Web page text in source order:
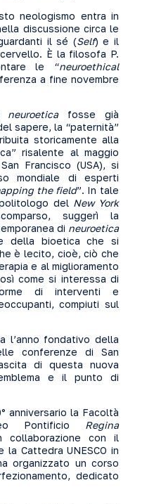
neologismo entra in
discussione circa le
il sé (Self) e il
È la filosofa P.
le “neuroethical
a fine novembre
neuroeticafosse già
sapere, la “paternità”
storicamente alla
risalente al maggio
Francisco (USA), si
mondiale di esperti
the field”. In tale
del New York
suggerì la
di neuroetica
della bioetica che si
è lecito, cioè, ciò che
e al miglioramento
come si interessa di
di interventi e
compiuti sul
l’anno fondativo della
conferenze di San
di questa nuova
e il punto di
anniversario la Facoltà
Pontificio Regina
con il
Cattedra UNESCO in
organizzato un corso
dedicato